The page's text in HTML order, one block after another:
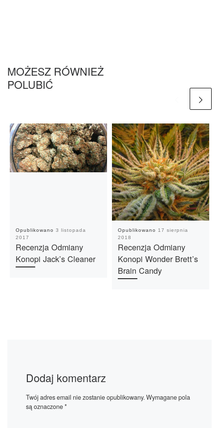
MOŻESZ RÓWNIEŻ
POLUBIĆ
Opublikowano 3 listopada
2017
Recenzja Odmiany
Konopi Jack’s Cleaner
Opublikowano
17 sierpnia
2018
Recenzja Odmiany
Konopi Wonder Brett’s
Brain Candy
Dodaj komentarz
Twój adres email nie zostanie opublikowany.Wymagane pola
są oznaczone*